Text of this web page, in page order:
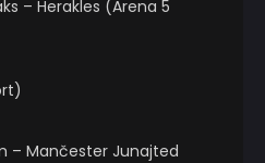
– Herakles (Arena 5
– Mančester Junajted